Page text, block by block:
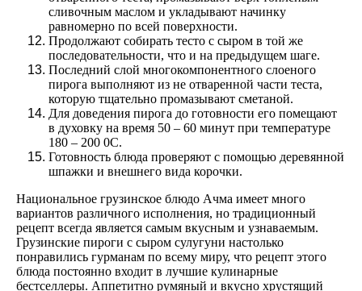
сливочным маслом и укладывают начинку
равномерно по всей поверхности.
Продолжают собирать тесто с сыром в той же
последовательности, что и на предыдущем шаге.
Последний слой многокомпонентного слоеного
пирога выполняют из не отваренной части теста,
которую тщательно промазывают сметаной.
Для доведения пирога до готовности его помещают
в духовку на время 50 – 60 минут при температуре
180 – 200 0С.
Готовность блюда проверяют с помощью деревянной
шпажки и внешнего вида корочки.
Национальное грузинское блюдо Ачма имеет много
вариантов различного исполнения, но традиционный
рецепт всегда является самым вкусным и узнаваемым.
Грузинские пироги с сыром сулугуни настолько
понравились гурманам по всему миру, что рецепт этого
блюда постоянно входит в лучшие кулинарные
бестселлеры. Аппетитно румяный и вкусно хрустящий